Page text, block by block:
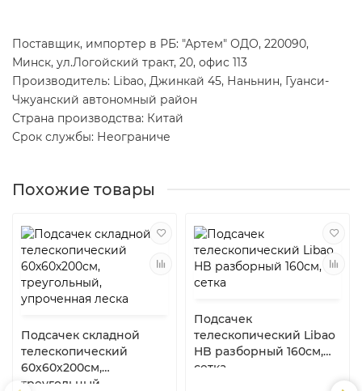
Поставщик, импортер в РБ: "Артем" ОДО, 220090,
Минск, ул.Логойский тракт, 20, офис 113
Производитель: Libao, Джинкай 45, Наньнин, Гуанси-
Чжуанский автономный район
Страна производства: Китай
Срок службы: Неограниче
Похожие товары
Подсачек складной
телескопический
60х60х200см,
треугольный,
Подсачек
телескопический Libao
HB разборный 160см,
сетка